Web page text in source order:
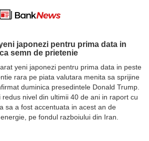
japonezi pentru prima data in
semn de prietenie
yeni japonezi pentru prima data in peste
rara pe piata valutara menita sa sprijine
duminica presedintele Donald Trump.
redus nivel din ultimii 40 de ani in raport cu
sa a fost accentuata in acest an de
pe fondul razboiului din Iran.